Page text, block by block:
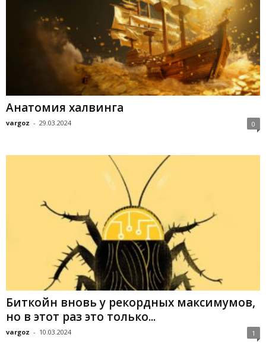
Анатомия халвинга
vargoz - 29.03.2024 0
Биткойн вновь у рекордных максимумов,
но в этот раз это только...
vargoz - 10.03.2024 1